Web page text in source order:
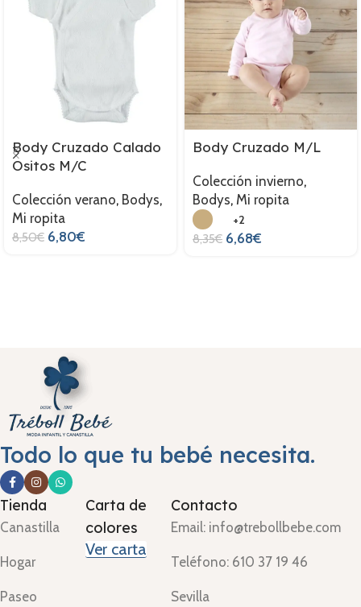
Body Cruzado Calado
Ositos M/C
Colección verano, Bodys,
Mi ropita
8,50€ 6,80€
Body Cruzado M/L
Colección invierno,
Bodys, Mi ropita
+2
8,35€ 6,68€
Todo lo que tu bebé necesita.
Tienda
Canastilla
Hogar
Paseo
Carta de
colores
Ver carta
Contacto
Email: info@trebollbebe.com
Teléfono: 610 37 19 46
Sevilla